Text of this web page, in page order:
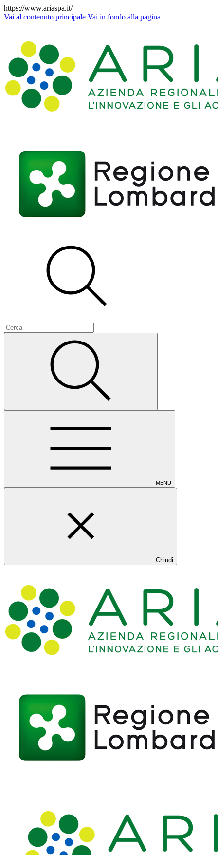
https://www.ariaspa.it/
Vai al contenuto principale Vai in fondo alla pagina
MENU
Chiudi